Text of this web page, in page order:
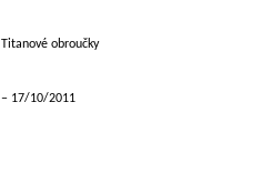
Titanové obroučky
17/10/2011